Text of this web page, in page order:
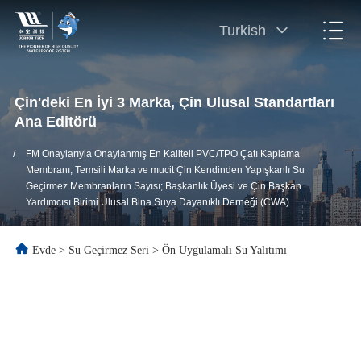
Turkish
Çin'deki En İyi 3 Marka, Çin Ulusal Standartları
Ana Editörü
/
FM Onaylarıyla Onaylanmış En Kaliteli PVC/TPO Çatı Kaplama
Membranı; Temsili Marka ve mucit Çin Kendinden Yapışkanlı Su
Geçirmez Membranların Sayısı; Başkanlık Üyesi ve Çin Başkan
Yardımcısı Birimi Ulusal Bina Suya Dayanıklı Derneği (CWA)
Evde > Su Geçirmez Seri > Ön Uygulamalı Su Yalıtımı